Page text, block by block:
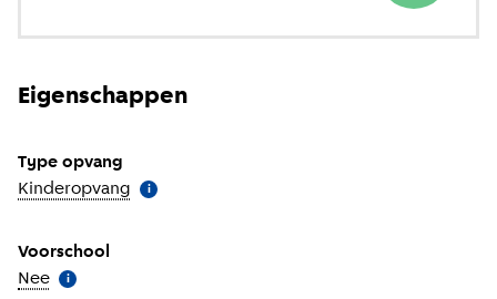
Eigenschappen
Type opvang
Kinderopvang Meer informatie
i
Voorschool
Nee Meer informatie
i